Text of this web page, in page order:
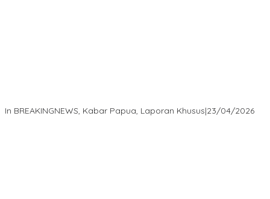
In BREAKINGNEWS, Kabar Papua, Laporan Khusus|23/04/2026